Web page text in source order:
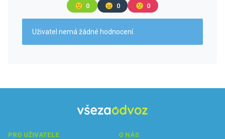
🙂 0 😐 0 🙁 0
Uživatel nemá žádné hodnocení.
PRO UŽIVATELE
O NÁS